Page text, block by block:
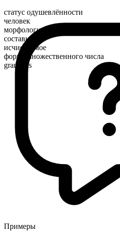
статус одушевлённости
человек
морфологический состав
составное
исчисляемое
форма множественного числа
grandpas
Примеры